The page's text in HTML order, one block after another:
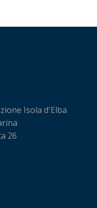
Isola d'Elba
26